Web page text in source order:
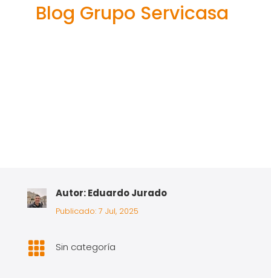
Blog Grupo Servicasa
Autor: Eduardo Jurado
Publicado: 7 Jul, 2025
 Sin categoría